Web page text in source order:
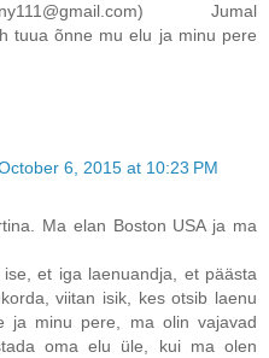
Jumal
tuua õnne mu elu ja minu pere
6, 2015 at 10:23 PM
Ma elan Boston USA ja ma
et iga laenuandja, et päästa
viitan isik, kes otsib laenu
ja minu pere, ma olin vajavad
oma elu üle, kui ma olen